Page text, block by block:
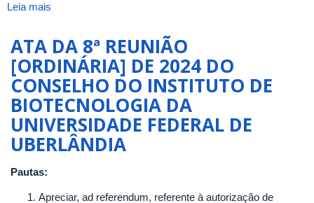
Leia mais
9ª
REUNIÃO
[ORDINÁRIA]
DE
2024
DO
CONSELHO
DO
BIOTECNOLOGIA
ATA DA 8ª REUNIÃO
[ORDINÁRIA] DE 2024 DO
CONSELHO DO INSTITUTO DE
BIOTECNOLOGIA DA
UNIVERSIDADE FEDERAL DE
UBERLÂNDIA
Pautas:
Apreciar, ad referendum, referente à autorização de